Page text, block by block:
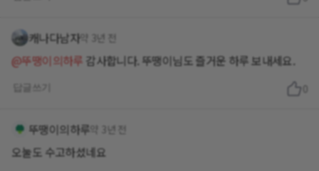
캐나다남자약 3년 전
@뚜땡이의하루 감사합니다. 뚜땡이님도 즐거운 하루 보내세요.
뚜땡이의하루 약 3년 전
오눌도 수고하셨네요